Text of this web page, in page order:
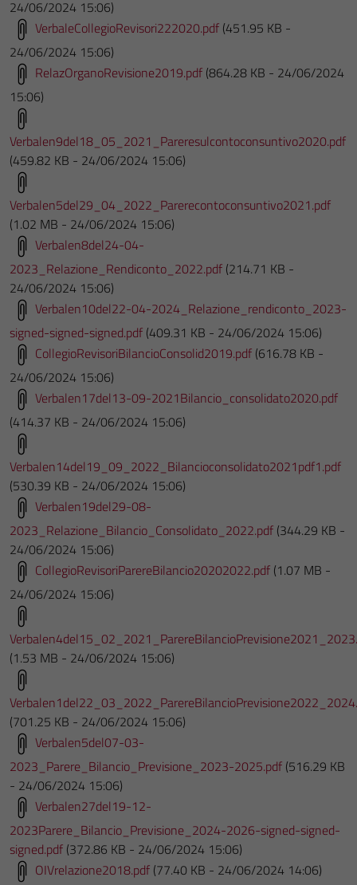
24/06/2024 15:06)
VerbaleCollegioRevisori222020.pdf (451.95 KB -
24/06/2024 15:06)
RelazOrganoRevisione2019.pdf (864.28 KB - 24/06/2024
15:06)
Verbalen9del18_05_2021_Pareresulcontoconsuntivo2020.pdf
(459.82 KB - 24/06/2024 15:06)
Verbalen5del29_04_2022_Parerecontoconsuntivo2021.pdf
(1.02 MB - 24/06/2024 15:06)
Verbalen8del24-04-
2023_Relazione_Rendiconto_2022.pdf (214.71 KB -
24/06/2024 15:06)
Verbalen10del22-04-2024_Relazione_rendiconto_2023-
signed-signed-signed.pdf (409.31 KB - 24/06/2024 15:06)
CollegioRevisoriBilancioConsolid2019.pdf (616.78 KB -
24/06/2024 15:06)
Verbalen17del13-09-2021Bilancio_consolidato2020.pdf
(414.37 KB - 24/06/2024 15:06)
Verbalen14del19_09_2022_Bilancioconsolidato2021pdf1.pdf
(530.39 KB - 24/06/2024 15:06)
Verbalen19del29-08-
2023_Relazione_Bilancio_Consolidato_2022.pdf (344.29 KB -
24/06/2024 15:06)
CollegioRevisoriParereBilancio20202022.pdf (1.07 MB -
24/06/2024 15:06)
(1.53 MB - 24/06/2024 15:06)
(701.25 KB - 24/06/2024 15:06)
Verbalen5del07-03-
2023_Parere_Bilancio_Previsione_2023-2025.pdf (516.29 KB
- 24/06/2024 15:06)
Verbalen27del19-12-
2023Parere_Bilancio_Previsione_2024-2026-signed-signed-
signed.pdf (372.86 KB - 24/06/2024 15:06)
OIVrelazione2018.pdf (77.40 KB - 24/06/2024 14:06)